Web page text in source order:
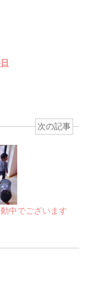
次の記事
中でございます